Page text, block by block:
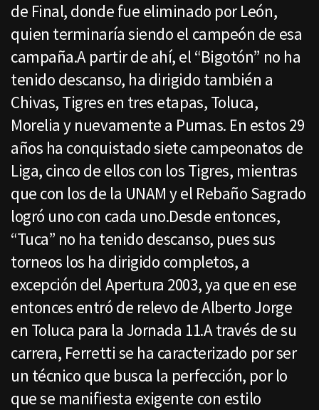
de Final, donde fue eliminado por León,
quien terminaría siendo el campeón de esa
campaña.A partir de ahí, el “Bigotón” no ha
tenido descanso, ha dirigido también a
Chivas, Tigres en tres etapas, Toluca,
Morelia y nuevamente a Pumas. En estos 29
años ha conquistado siete campeonatos de
Liga, cinco de ellos con los Tigres, mientras
que con los de la UNAM y el Rebaño Sagrado
logró uno con cada uno.Desde entonces,
“Tuca” no ha tenido descanso, pues sus
torneos los ha dirigido completos, a
excepción del Apertura 2003, ya que en ese
entonces entró de relevo de Alberto Jorge
en Toluca para la Jornada 11.A través de su
carrera, Ferretti se ha caracterizado por ser
un técnico que busca la perfección, por lo
que se manifiesta exigente con estilo